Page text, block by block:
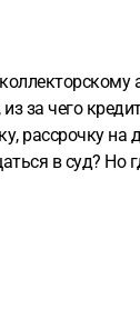
за чего
на
в суд? Но